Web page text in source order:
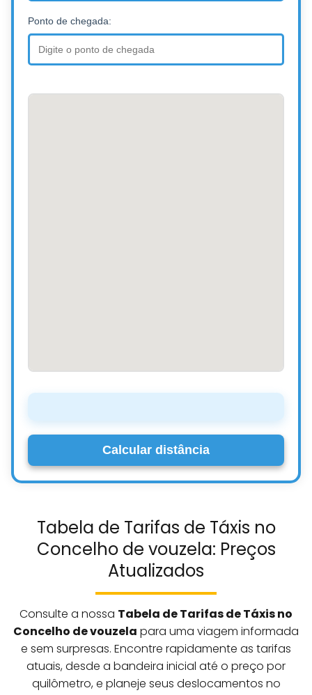
Ponto de chegada:
Calcular distância
Tabela de Tarifas de Táxis no
Concelho de vouzela: Preços
Atualizados
Consulte a nossa Tabela de Tarifas de Táxis no
Concelho de vouzela para uma viagem informada
e sem surpresas. Encontre rapidamente as tarifas
atuais, desde a bandeira inicial até o preço por
quilômetro, e planeje seus deslocamentos no